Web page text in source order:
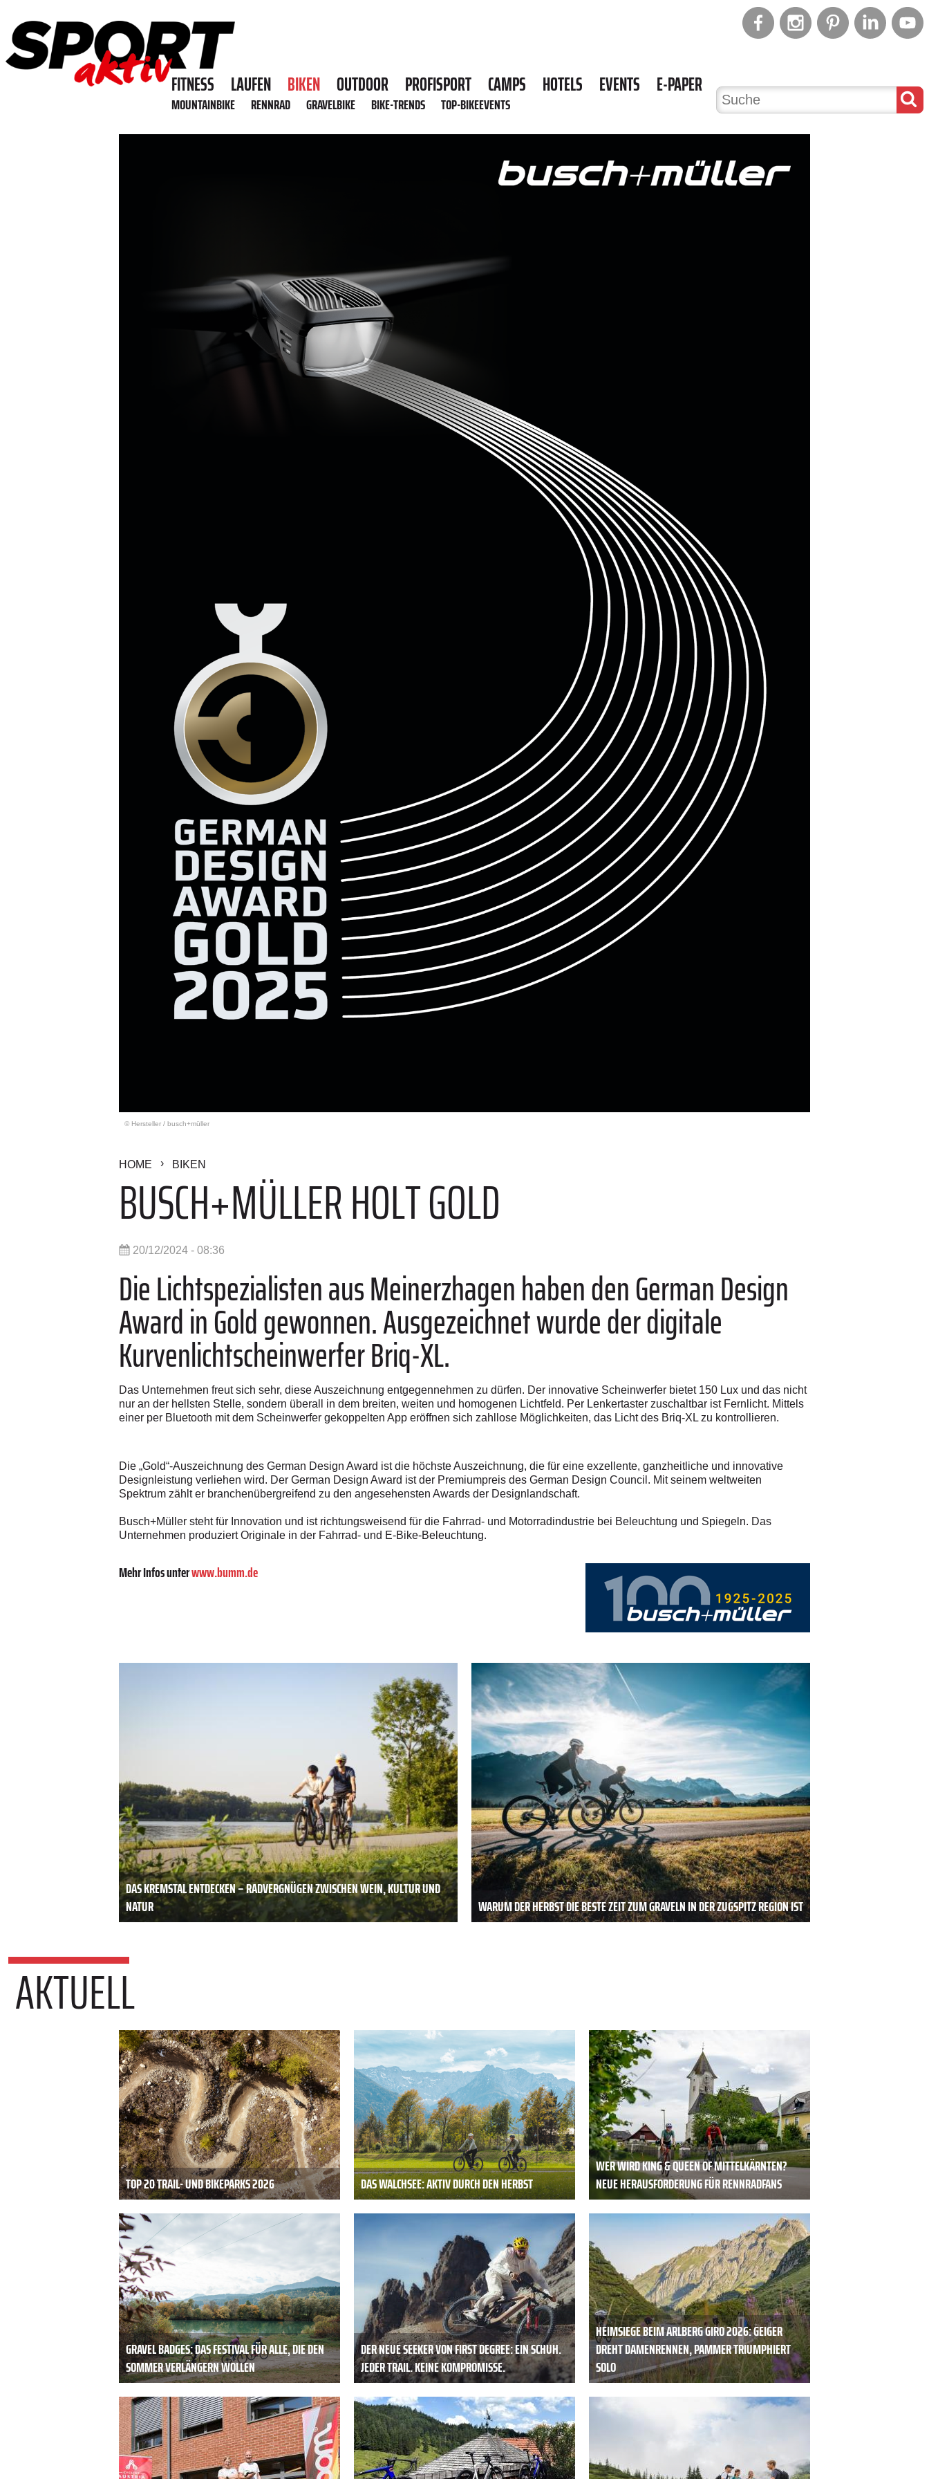
FITNESS LAUFEN BIKEN OUTDOOR PROFISPORT CAMPS HOTELS EVENTS E-PAPER
MOUNTAINBIKE RENNRAD GRAVELBIKE BIKE-TRENDS TOP-BIKEEVENTS
© Hersteller / busch+müller
HOME BIKEN
BUSCH+MÜLLER HOLT GOLD
20/12/2024 - 08:36
Die Lichtspezialisten aus Meinerzhagen haben den German Design
Award in Gold gewonnen. Ausgezeichnet wurde der digitale
Kurvenlichtscheinwerfer Briq-XL.
Das Unternehmen freut sich sehr, diese Auszeichnung entgegennehmen zu dürfen. Der innovative Scheinwerfer bietet 150 Lux und das nicht
nur an der hellsten Stelle, sondern überall in dem breiten, weiten und homogenen Lichtfeld. Per Lenkertaster zuschaltbar ist Fernlicht. Mittels
einer per Bluetooth mit dem Scheinwerfer gekoppelten App eröffnen sich zahllose Möglichkeiten, das Licht des Briq-XL zu kontrollieren.
Die „Gold“-Auszeichnung des German Design Award ist die höchste Auszeichnung, die für eine exzellente, ganzheitliche und innovative
Designleistung verliehen wird. Der German Design Award ist der Premiumpreis des German Design Council. Mit seinem weltweiten
Spektrum zählt er branchenübergreifend zu den angesehensten Awards der Designlandschaft.
Busch+Müller steht für Innovation und ist richtungsweisend für die Fahrrad- und Motorradindustrie bei Beleuchtung und Spiegeln. Das
Unternehmen produziert Originale in der Fahrrad- und E-Bike-Beleuchtung.
Mehr Infos unterwww.bumm.de
DAS KREMSTAL ENTDECKEN – RADVERGNÜGEN ZWISCHEN WEIN, KULTUR UND
NATUR
WARUM DER HERBST DIE BESTE ZEIT ZUM GRAVELN IN DER ZUGSPITZ REGION IST
AKTUELL
TOP 20 TRAIL- UND BIKEPARKS 2026 DAS WALCHSEE: AKTIV DURCH DEN HERBST
WER WIRD KING & QUEEN OF MITTELKÄRNTEN?
NEUE HERAUSFORDERUNG FÜR RENNRADFANS
GRAVEL BADGES: DAS FESTIVAL FÜR ALLE, DIE DEN
SOMMER VERLÄNGERN WOLLEN
DER NEUE SEEKER VON FIRST DEGREE: EIN SCHUH.
JEDER TRAIL. KEINE KOMPROMISSE.
HEIMSIEGE BEIM ARLBERG GIRO 2026: GEIGER
DREHT DAMENRENNEN, PAMMER TRIUMPHIERT
SOLO